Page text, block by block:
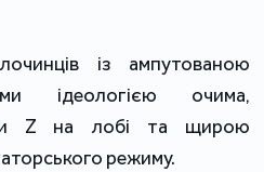
із ампутованою
ідеологією очима,
Z на лобі та щирою
режиму.